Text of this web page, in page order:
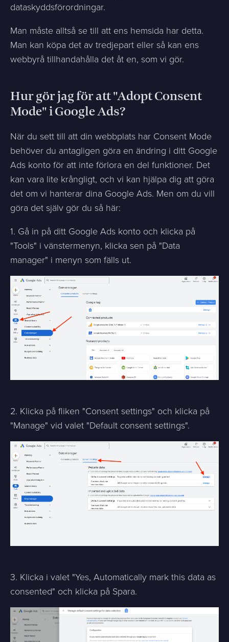
dataskyddsförordningar.
Man måste alltså se till att ens hemsida har detta.
Man kan köpa det av tredjepart eller så kan ens
webbyrå tillhandahålla det åt en, som vi gör.
Hur gör jag för att "Adopt Consent
Mode" i Google Ads?
När du sett till att din webbplats har Consent Mode
behöver du antagligen göra en ändring i ditt Google
Ads konto för att inte förlora en del funktioner. Det
kan vara lite krångligt, och vi kan hjälpa dig att göra
det om vi hanterar dina Google Ads. Men om du vill
göra det själv gör du så här:
1. Gå in på ditt Google Ads konto och klicka på
"Tools" i vänstermenyn, klicka sen på "Data
manager" i menyn som fälls ut.
2. Klicka på fliken "Consent settings" och klicka på
"Manage" vid valet "Default consent settings".
3. Klicka i valet "Yes, Automatically mark this data as
consented" och klicka på Spara.